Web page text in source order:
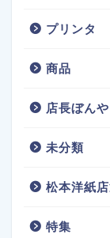
プリンタ
商品
店長ぼん
未分類
松本洋紙
特集